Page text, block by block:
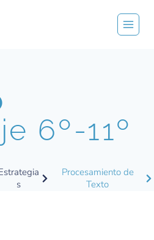
6º-11º
s
Procesamiento de
Texto